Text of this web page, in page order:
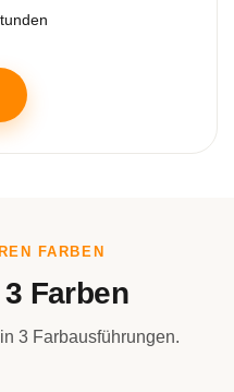
FARBEN
Farben
3 Farbausführungen.